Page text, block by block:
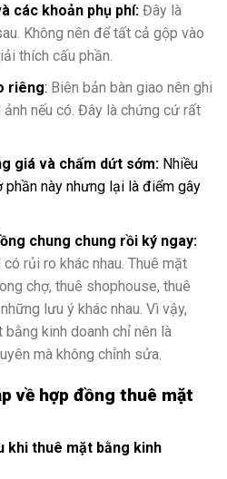
các khoản phụ phí: Đây là
Không nên để tất cả gộp vào
thích cấu phần.
riêng: Biên bản bàn giao nên ghi
nếu có. Đây là chứng cứ rất
giá và chấm dứt sớm: Nhiều
phần này nhưng lại là điểm gây
chung chung rồi ký ngay:
rủi ro khác nhau. Thuê mặt
chợ, thuê shophouse, thuê
lưu ý khác nhau. Vì vậy,
kinh doanh chỉ nên là
mà không chỉnh sửa.
về hợp đồng thuê mặt
khi thuê mặt bằng kinh